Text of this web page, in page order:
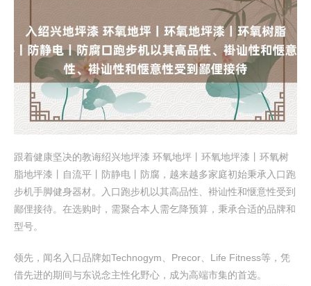
跟着健康坚决的教诲绍兴地坪漆 环氧地坪丨环氧地坪漆丨环氧树
脂地坪漆丨自流平丨防静电丨防腐，越来越多家庭初始秉承入口跑
步机手脚健身器材。入口跑步机以其高品性、褂讪性和惬意性受到
鄙俚接待。在选购时，需聚合本人需乞降预算，秉承合适的品牌和
型号。
领先，闻名入口品牌如Technogym、Precor、Life Fitness等，凭
借先进的期间与东说念主性化野心，成为高端市集的首选。